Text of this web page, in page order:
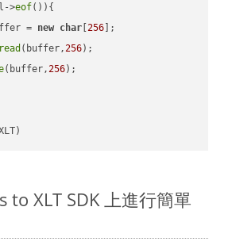
>eof()){
= new char [256 ];
read (buffer,256);
(buffer,256);
to XLT SDK 上進行簡單